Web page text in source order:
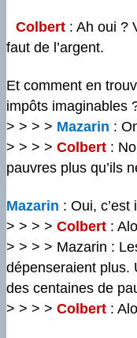
Colbert : Ah oui ?
faut de l’argent.
Et comment en
impôts imaginables
> > > > Mazarin :
> > > > Colbert :
pauvres plus qu’ils
Mazarin : Oui, c’est
> > > > Colbert :
> > > > Mazarin :
dépenseraient plus.
des centaines de
> > > > Colbert :